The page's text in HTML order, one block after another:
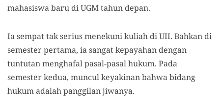
mahasiswa baru di UGM tahun depan.
Ia sempat tak serius menekuni kuliah di UII. Bahkan di
semester pertama, ia sangat kepayahan dengan
tuntutan menghafal pasal-pasal hukum. Pada
semester kedua, muncul keyakinan bahwa bidang
hukum adalah panggilan jiwanya.